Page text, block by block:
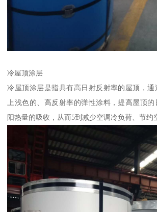
冷屋顶涂层
冷屋顶涂层是指具有高日射反射率的屋顶，
上浅色的、高反射率的弹性涂料，提高屋顶
阳热量的吸收，从而5到减少空调冷负荷、节约